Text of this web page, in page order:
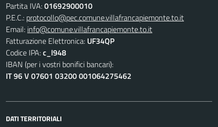
Partita IVA:01692900010
P.E.C.: protocollo@pec.comune.villafrancapiemonte.to.it
Email: info@comune.villafrancapiemonte.to.it
Fatturazione Elettronica: UF34QP
Codice IPA:c_l948
IBAN (per i vostri bonifici bancari):
IT 96 V 07601 03200 001064275462
DATI TERRITORIALI